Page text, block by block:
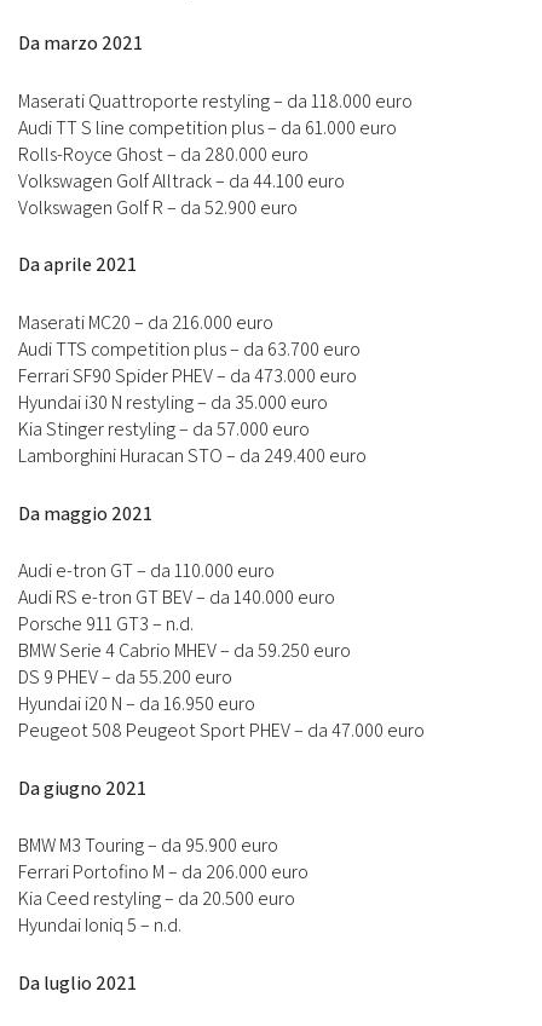
Da marzo 2021
Maserati Quattroporte restyling – da 118.000 euro
Audi TT S line competition plus – da 61.000 euro
Rolls-Royce Ghost – da 280.000 euro
Volkswagen Golf Alltrack – da 44.100 euro
Volkswagen Golf R – da 52.900 euro
Da aprile 2021
Maserati MC20 – da 216.000 euro
Audi TTS competition plus – da 63.700 euro
Ferrari SF90 Spider PHEV – da 473.000 euro
Hyundai i30 N restyling – da 35.000 euro
Kia Stinger restyling – da 57.000 euro
Lamborghini Huracan STO – da 249.400 euro
Da maggio 2021
Audi e-tron GT – da 110.000 euro
Audi RS e-tron GT BEV – da 140.000 euro
Porsche 911 GT3 – n.d.
BMW Serie 4 Cabrio MHEV – da 59.250 euro
DS 9 PHEV – da 55.200 euro
Hyundai i20 N – da 16.950 euro
Peugeot 508 Peugeot Sport PHEV – da 47.000 euro
Da giugno 2021
BMW M3 Touring – da 95.900 euro
Ferrari Portofino M – da 206.000 euro
Kia Ceed restyling – da 20.500 euro
Hyundai Ioniq 5 – n.d.
Da luglio 2021